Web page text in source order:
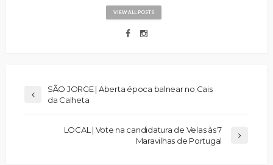
VIEW ALL POSTS
SÃO JORGE | Aberta época balnear no Cais
da Calheta
LOCAL | Vote na candidatura de Velas às 7
Maravilhas de Portugal